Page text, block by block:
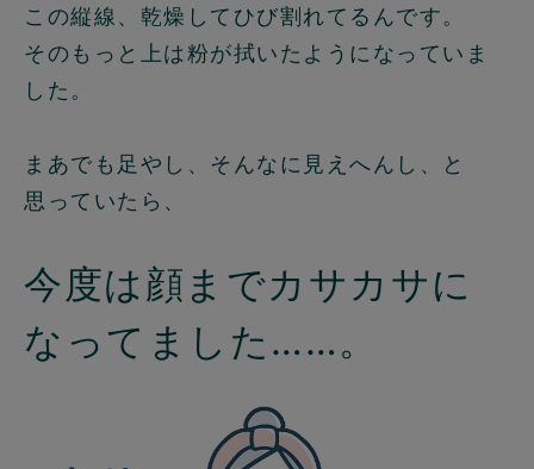
この縦線、乾燥してひび割れてるんです。
そのもっと上は粉が拭いたようになっていま
した。
まあでも足やし、そんなに見えへんし、と
思っていたら、
今度は顔までカサカサに
なってました……。